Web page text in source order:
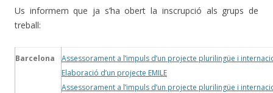
Us informem que ja s’ha obert la inscrupció als grups de
treball:
Barcelona
Assessorament a l’impuls d’un projecte plurilingüe i
Elaboració d’un projecte EMILE
Assessorament a l’impuls d’un projecte plurilingüe i